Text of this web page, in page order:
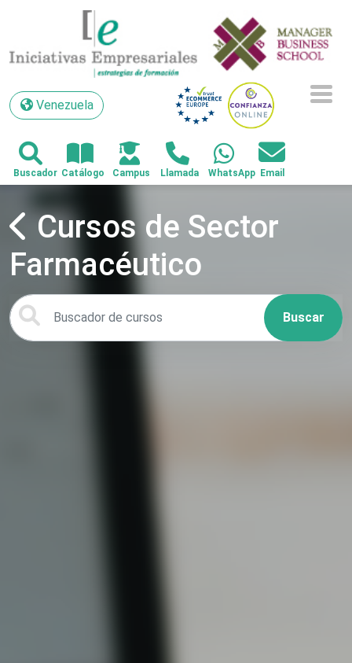
Venezuela
Venezuela
Cursos de Sector
Farmacéutico
Buscar